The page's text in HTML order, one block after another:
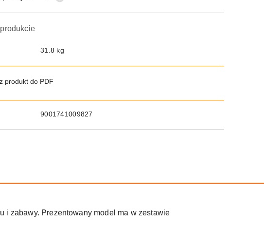
31.8 kg
produkt do PDF
9001741009827
i zabawy. Prezentowany model ma w zestawie